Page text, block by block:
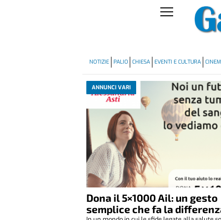
NOTIZIE PALIO CHIESA EVENTI E CULTURA
ANNUNCI VARI
Dona il 5×1000 Ail: un gesto
semplice che fa la